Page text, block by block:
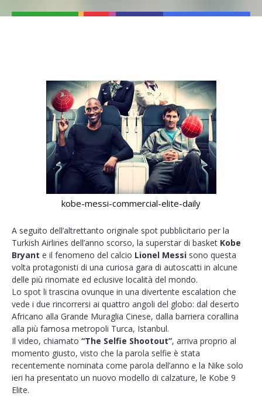
kobe-messi-commercial-elite-daily
A seguito dell’altrettanto originale spot pubblicitario per la
Turkish Airlines dell’anno scorso, la superstar di basket Kobe
Bryant e il fenomeno del calcio Lionel Messi sono questa
volta protagonisti di una curiosa gara di autoscatti in alcune
delle più rinomate ed eclusive località del mondo.
Lo spot li trascina ovunque in una divertente escalation che
vede i due rincorrersi ai quattro angoli del globo: dal deserto
Africano alla Grande Muraglia Cinese, dalla barriera corallina
alla più famosa metropoli Turca, Istanbul.
Il video, chiamato “The Selfie Shootout”, arriva proprio al
momento giusto, visto che la parola selfie è stata
recentemente nominata come parola dell’anno e la Nike solo
ieri ha presentato un nuovo modello di calzature, le Kobe 9
Elite.